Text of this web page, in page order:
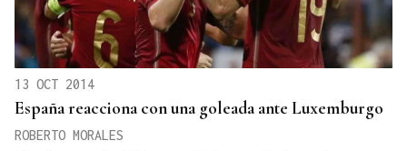
13 OCT 2014
España reacciona con una goleada ante Luxemburgo
ROBERTO MORALES